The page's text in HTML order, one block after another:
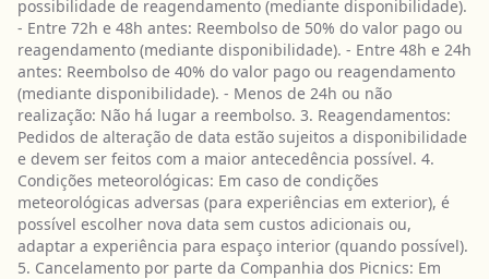
possibilidade de reagendamento (mediante disponibilidade).
- Entre 72h e 48h antes: Reembolso de 50% do valor pago ou
reagendamento (mediante disponibilidade). - Entre 48h e 24h
antes: Reembolso de 40% do valor pago ou reagendamento
(mediante disponibilidade). - Menos de 24h ou não
realização: Não há lugar a reembolso. 3. Reagendamentos:
Pedidos de alteração de data estão sujeitos a disponibilidade
e devem ser feitos com a maior antecedência possível. 4.
Condições meteorológicas: Em caso de condições
meteorológicas adversas (para experiências em exterior), é
possível escolher nova data sem custos adicionais ou,
adaptar a experiência para espaço interior (quando possível).
5. Cancelamento por parte da Companhia dos Picnics: Em